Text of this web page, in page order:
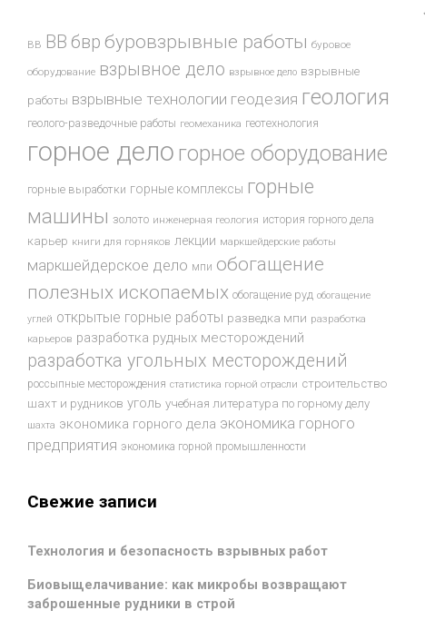
ВВ ВВ бвр буровзрывные работы буровое
оборудование взрывное дело взрывное дело взрывные
работы взрывные технологии геодезия геология
геолого-разведочные работы геомеханика геотехнология
горное дело горное оборудование
горные выработки горные комплексы горные
машины золото инженерная геология история горного дела
карьер книги для горняков лекции маркшейдерские работы
маркшейдерское дело мпи обогащение
полезных ископаемых обогащение руд обогащение
углей открытые горные работы разведка мпи разработка
карьеров разработка рудных месторождений
разработка угольных месторождений
россыпные месторождения статистика горной отрасли строительство
шахт и рудников уголь учебная литература по горному делу
шахта экономика горного дела экономика горного
предприятия экономика горной промышленности
Свежие записи
Технология и безопасность взрывных работ
Биовыщелачивание: как микробы возвращают
заброшенные рудники в строй